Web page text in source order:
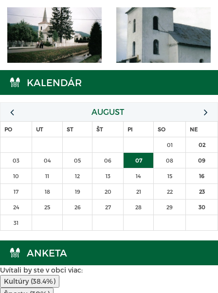
KALENDÁR
AUGUST
PO UT ST ŠT PI SO NE
01 02
03 04 05 06 07 08 09
10 11 12 13 14 15 16
17 18 19 20 21 22 23
24 25 26 27 28 29 30
31
ANKETA
Uvítali by ste v obci viac:
Kultúry (38.4%)